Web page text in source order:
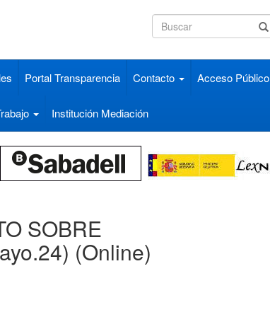
Portal Transparencia Contacto Acceso Público
Institución Mediación
SOBRE
(Online)